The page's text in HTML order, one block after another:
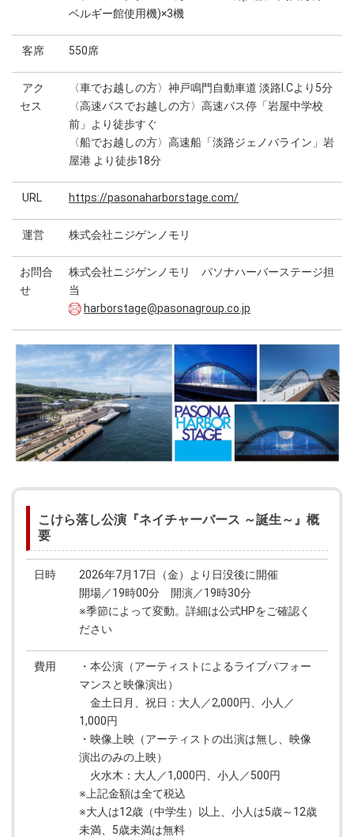
ベルギー館使用機)×3機
客席 550席
アク
セス
〈車でお越しの方〉神戸鳴門自動車道 淡路I.Cより5分
〈高速バスでお越しの方〉高速バス停「岩屋中学校
前」より徒歩すぐ
〈船でお越しの方〉高速船「淡路ジェノバライン」岩
屋港 より徒歩18分
URL https://pasonaharborstage.com/
運営 株式会社ニジゲンノモリ
お問合
せ
株式会社ニジゲンノモリ パソナハーバーステージ担
当
harborstage@pasonagroup.co.jp
こけら落し公演『ネイチャーバース ～誕生～』概
要
日時
2026年7月17日（金）より日没後に開催
開場／19時00分 開演／19時30分
※季節によって変動。詳細は公式HPをご確認く
ださい
費用
・本公演（アーティストによるライブパフォー
マンスと映像演出）
金土日月、祝日：大人／2,000円、小人／
1,000円
・映像上映（アーティストの出演は無し、映像
演出のみの上映）
火水木：大人／1,000円、小人／500円
※上記金額は全て税込
※大人は12歳（中学生）以上、小人は5歳～12歳
未満、5歳未満は無料